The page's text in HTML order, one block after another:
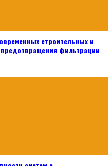
строительных и
фильтрации